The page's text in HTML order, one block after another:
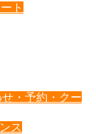
ト
・予約・クー
ス